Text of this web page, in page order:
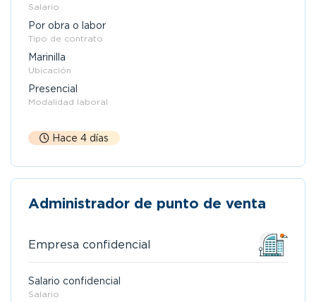
Salario
Por obra o labor
Tipo de contrato
Marinilla
Ubicación
Presencial
Modalidad laboral
Hace 4 días
Administrador de punto de venta
Empresa confidencial
Salario confidencial
Salario